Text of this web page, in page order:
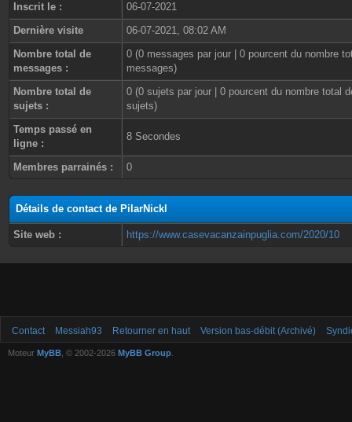
Inscrit le :
06-07-2021
Dernière visite
06-07-2021, 08:02 AM
Nombre total de
messages :
0 (0 messages par jour | 0 pourcent du nombre
messages)
Nombre total de
sujets :
0 (0 sujets par jour | 0 pourcent du nombre total
sujets)
Temps passé en
ligne :
8 Secondes
Membres parrainés : 0
Détails de contact de PilarNickl
Site web : https://www.casevacanzainpuglia.com/2020/10
Contact Messiah93 Retourner en haut Version bas-débit (Archivé)
Moteur MyBB , © 2002-2026 MyBB Group